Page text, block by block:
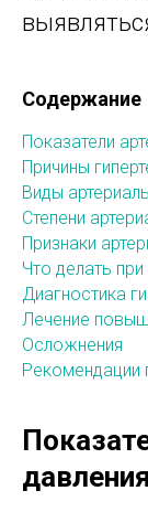
Содержание
Показатели
Причины
Виды
Степени
Признаки
Что делать
Диагностика
Лечение
Осложнения
Рекомендации